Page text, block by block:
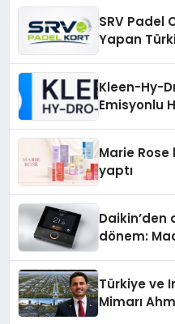
SRV Padel
Yapan
Kleen-Hy-
Emisyonlu
Marie
yaptı
Daikin’den
dönem:
Türkiye ve
Mimarı